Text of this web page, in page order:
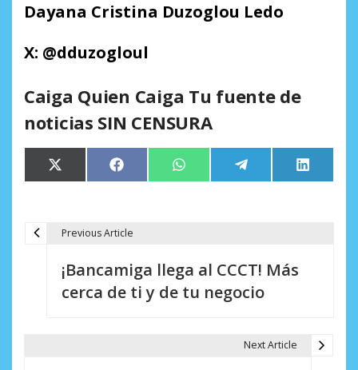
Dayana Cristina Duzoglou Ledo
X: @dduzogloul
Caiga Quien Caiga Tu fuente de
noticias SIN CENSURA
Compartir
en
X
(Twitter)
Compartir
en
Facebook Compartir
en
WhatsApp Compartir
en
Telegram
en
LinkedIn
Previous Article
¡Bancamiga llega al CCCT! Más
cerca de ti y de tu negocio
Next Article